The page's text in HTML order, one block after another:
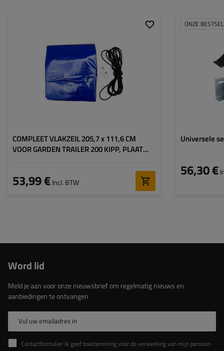
COMPLEET VLAKZEIL 205,7 x 111,6 CM
VOOR GARDEN TRAILER 200 KIPP, PLAAT
53,99 €Incl. BTW
blauw
500 g/m2
ONZE
Universele
56,30 €
Word lid
Meld je aan voor onze nieuwsbrief om regelmatig nieuws en
aanbiedingen te ontvangen
Vul uw emailadres in
Contactformulier Ik geef toestemming voor de verwerking van mijn persoonlijke gegevens in het contactformulier in overeenstemming met de Verordening van het Europees Parlement en de Raad (EU)